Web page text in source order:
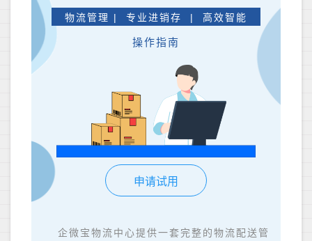
物流管理 | 专业进销存 | 高效智能
操作指南
申请试用
企微宝物流中心提供一套完整的物流配送管